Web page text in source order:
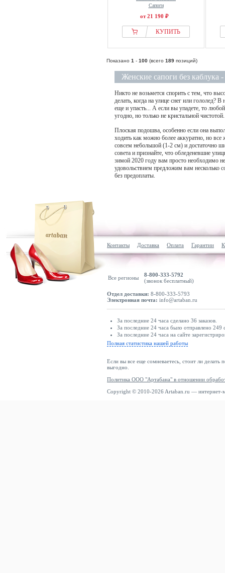
Сапоги
от 21 190 ₽
КУПИТЬ
Показано 1 - 100 (всего 189 позиций)
Женские сапоги без каблука
Никто не возьмется спорить с тем, что
делать, когда на улице снег или гололед?
еще и упасть... А если вы упадете, то
угодно, но только не кристальной
Плоская подошва, особенно если она
ходить как можно более аккуратно, но все
совсем небольшой (1-2 см) и достаточно
совета и признайте, что обледеневшие
зимой 2020 году вам просто необходимо
удовольствием предложим вам
без предоплаты.
Контакты Доставка Оплата Гарантии
Все регионы
8-800-333-5792
(звонок бесплатный)
Отдел доставки: 8-800-333-5793
Электронная почта: info@artaban.ru
За последние 24 часа сделано 36 заказов.
За последние 24 часа было отправлено
За последние 24 часа на сайте
Полная статистика нашей работы
Если вы все еще сомневаетесь, стоит ли делать
выгодно.
Политика ООО "Артабана" в отношении
Copyright © 2010-2026 Artaban.ru — интернет-